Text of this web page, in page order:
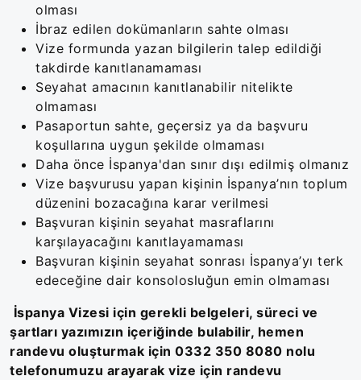
olması
İbraz edilen dokümanların sahte olması
Vize formunda yazan bilgilerin talep edildiği
takdirde kanıtlanamaması
Seyahat amacının kanıtlanabilir nitelikte
olmaması
Pasaportun sahte, geçersiz ya da başvuru
koşullarına uygun şekilde olmaması
Daha önce İspanya'dan sınır dışı edilmiş olmanız
Vize başvurusu yapan kişinin İspanya’nın toplum
düzenini bozacağına karar verilmesi
Başvuran kişinin seyahat masraflarını
karşılayacağını kanıtlayamaması
Başvuran kişinin seyahat sonrası İspanya’yı terk
edeceğine dair konsolosluğun emin olmaması
İspanya Vizesi için gerekli belgeleri, süreci ve
şartları yazımızın içeriğinde bulabilir, hemen
randevu oluşturmak için 0332 350 8080 nolu
telefonumuzu arayarak vize için randevu